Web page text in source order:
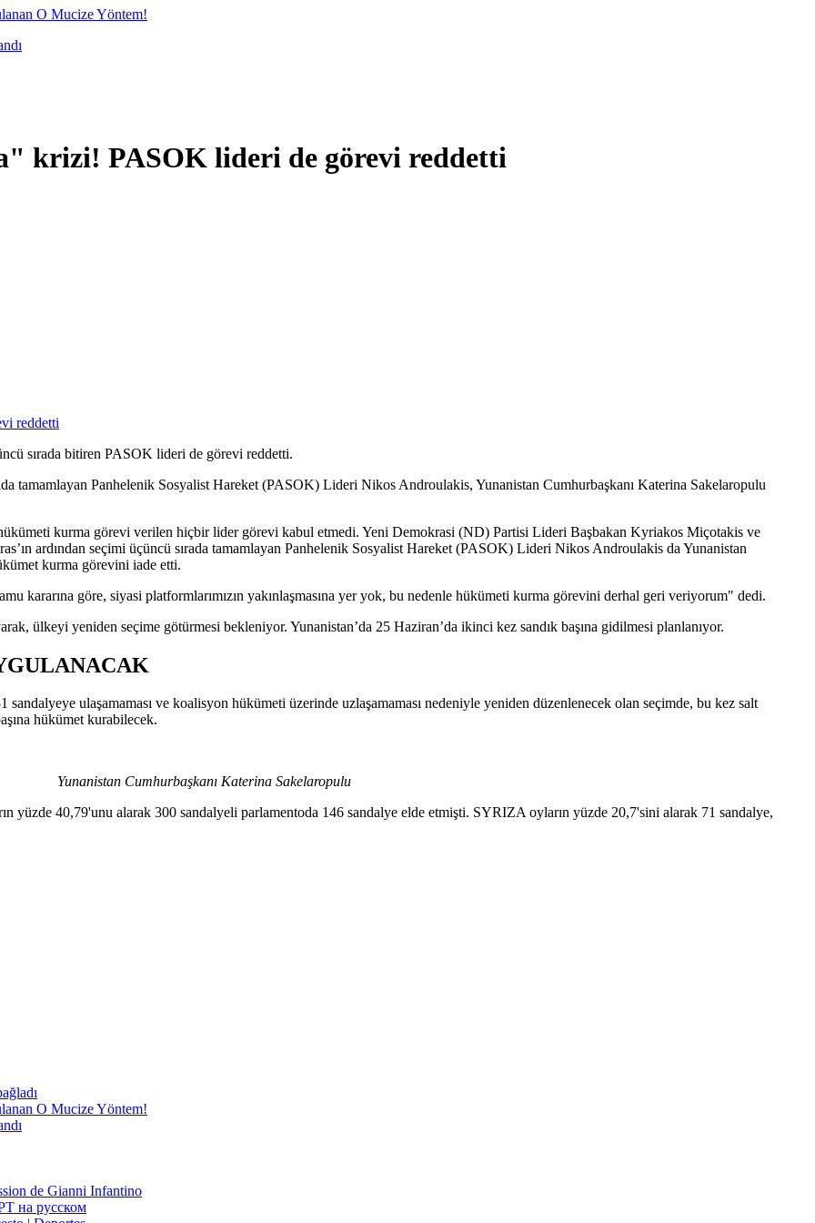
O Mucize Yöntem!
krizi! PASOK lideri de görevi reddetti
sırada bitiren PASOK lideri de görevi reddetti.
tamamlayan Panhelenik Sosyalist Hareket (PASOK) Lideri Nikos Androulakis, Yunanistan Cumhurbaşkanı Katerina Sakelaropulu
kurma görevi verilen hiçbir lider görevi kabul etmedi. Yeni Demokrasi (ND) Partisi Lideri Başbakan Kyriakos Miçotakis ve
ardından seçimi üçüncü sırada tamamlayan Panhelenik Sosyalist Hareket (PASOK) Lideri Nikos Androulakis da Yunanistan
kurma görevini iade etti.
kararına göre, siyasi platformlarımızın yakınlaşmasına yer yok, bu nedenle hükümeti kurma görevini derhal geri veriyorum" dedi.
ülkeyi yeniden seçime götürmesi bekleniyor. Yunanistan’da 25 Haziran’da ikinci kez sandık başına gidilmesi planlanıyor.
ulaşamaması ve koalisyon hükümeti üzerinde uzlaşamaması nedeniyle yeniden düzenlenecek olan seçimde, bu kez salt
hükümet kurabilecek.
Yunanistan Cumhurbaşkanı Katerina Sakelaropulu
yüzde 40,79'unu alarak 300 sandalyeli parlamentoda 146 sandalye elde etmişti. SYRIZA oyların yüzde 20,7'sini alarak 71 sandalye,
O Mucize Yöntem!
de Gianni Infantino
на русском